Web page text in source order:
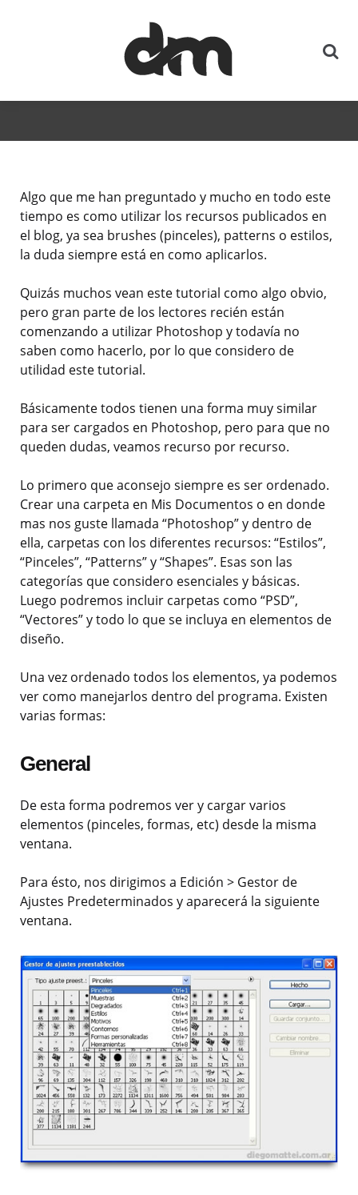
Algo que me han preguntado y mucho en todo este
tiempo es como utilizar los recursos publicados en
el blog, ya sea brushes (pinceles), patterns o estilos,
la duda siempre está en como aplicarlos.
Quizás muchos vean este tutorial como algo obvio,
pero gran parte de los lectores recién están
comenzando a utilizar Photoshop y todavía no
saben como hacerlo, por lo que considero de
utilidad este tutorial.
Básicamente todos tienen una forma muy similar
para ser cargados en Photoshop, pero para que no
queden dudas, veamos recurso por recurso.
Lo primero que aconsejo siempre es ser ordenado.
Crear una carpeta en Mis Documentos o en donde
mas nos guste llamada “Photoshop” y dentro de
ella, carpetas con los diferentes recursos: “Estilos”,
“Pinceles”, “Patterns” y “Shapes”. Esas son las
categorías que considero esenciales y básicas.
Luego podremos incluir carpetas como “PSD”,
“Vectores” y todo lo que se incluya en elementos de
diseño.
Una vez ordenado todos los elementos, ya podemos
ver como manejarlos dentro del programa. Existen
varias formas:
General
De esta forma podremos ver y cargar varios
elementos (pinceles, formas, etc) desde la misma
ventana.
Para ésto, nos dirigimos a Edición > Gestor de
Ajustes Predeterminados y aparecerá la siguiente
ventana.